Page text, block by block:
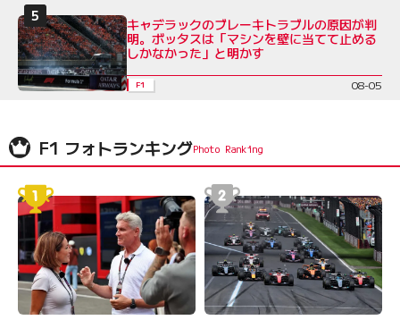
キャデラックのブレーキトラブルの原因が判
明。ボッタスは「マシンを壁に当てて止める
しかなかった」と明かす
F1 08-05
F1 フォトランキング